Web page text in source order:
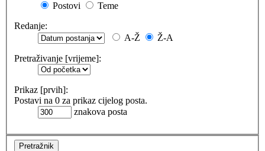
Postovi
Teme
Redanje:
A-Ž
Ž-A
Pretraživanje [vrijeme]:
Prikaz [prvih]:
Postavi na 0 za prikaz cijelog posta.
znakova posta